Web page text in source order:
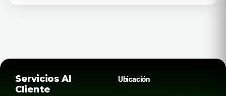
Servicios Al
Cliente
Ubicación